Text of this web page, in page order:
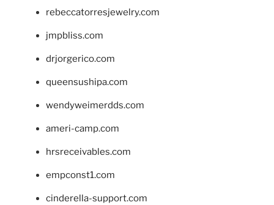
rebeccatorresjewelry.com
jmpbliss.com
drjorgerico.com
queensushipa.com
wendyweimerdds.com
ameri-camp.com
hrsreceivables.com
empconst1.com
cinderella-support.com